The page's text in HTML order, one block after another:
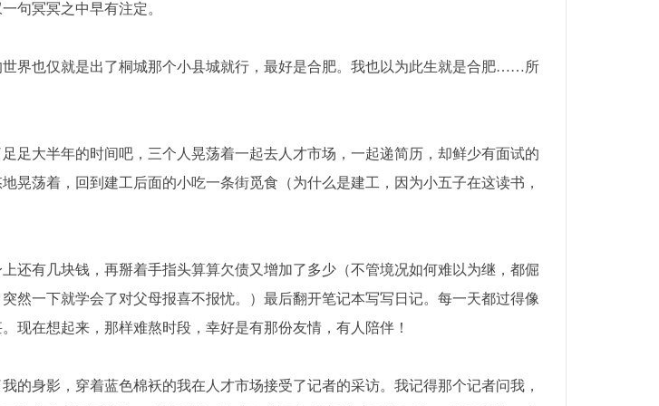
句冥冥之中早有注定。
界也仅就是出了桐城那个小县城就行，最好是合肥。我也以为此生就是合肥……所
足大半年的时间吧，三个人晃荡着一起去人才市场，一起递简历，却鲜少有面试的
晃荡着，回到建工后面的小吃一条街觅食（为什么是建工，因为小五子在这读书，
还有几块钱，再掰着手指头算算欠债又增加了多少（不管境况如何难以为继，都倔
然一下就学会了对父母报喜不报忧。）最后翻开笔记本写写日记。每一天都过得像
现在想起来，那样难熬时段，幸好是有那份友情，有人陪伴！
的身影，穿着蓝色棉袄的我在人才市场接受了记者的采访。我记得那个记者问我，